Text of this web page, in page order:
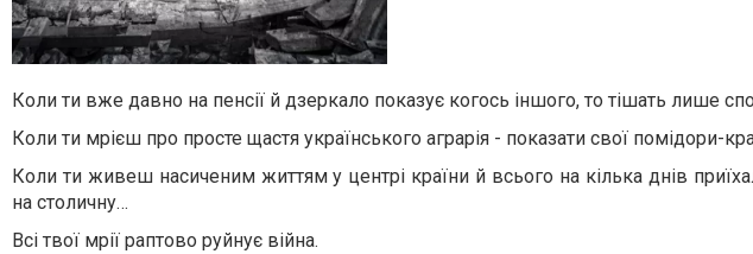
Коли ти вже давно на пенсії й дзеркало показує когось іншого, то тішать лише
Коли ти мрієш про просте щастя українського аграрія - показати свої помідори-
Коли ти живеш насиченим життям у центрі країни й всього на кілька днів
на столичну…
Всі твої мрії раптово руйнує війна.